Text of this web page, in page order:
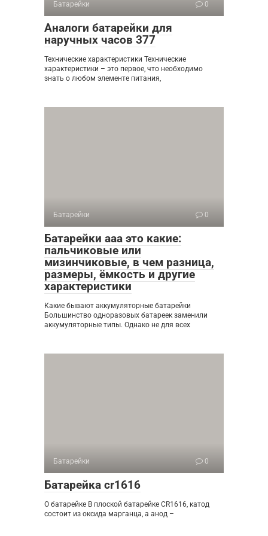
Батарейки 0
Аналоги батарейки для
наручных часов 377
Технические характеристики Технические
характеристики – это первое, что необходимо
знать о любом элементе питания,
Батарейки 0
Батарейки ааа это какие:
пальчиковые или
мизинчиковые, в чем разница,
размеры, ёмкость и другие
характеристики
Какие бывают аккумуляторные батарейки
Большинство одноразовых батареек заменили
аккумуляторные типы. Однако не для всех
Батарейки 0
Батарейка cr1616
О батарейке В плоской батарейке CR1616, катод
состоит из оксида марганца, а анод –